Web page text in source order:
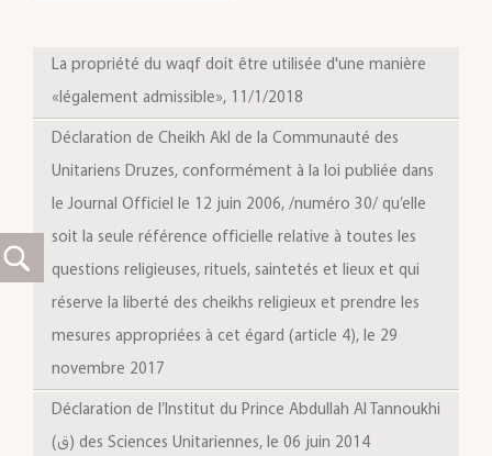
La propriété du waqf doit être utilisée d'une manière
«légalement admissible», 11/1/2018
Déclaration de Cheikh Akl de la Communauté des
Unitariens Druzes, conformément à la loi publiée dans
le Journal Officiel le 12 juin 2006, /numéro 30/ qu’elle
soit la seule référence officielle relative à toutes les
questions religieuses, rituels, saintetés et lieux et qui
réserve la liberté des cheikhs religieux et prendre les
mesures appropriées à cet égard (article 4), le 29
novembre 2017
Déclaration de l’Institut du Prince Abdullah Al Tannoukhi
(ق) des Sciences Unitariennes, le 06 juin 2014